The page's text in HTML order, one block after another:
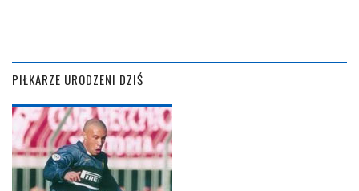
PIŁKARZE URODZENI DZIŚ